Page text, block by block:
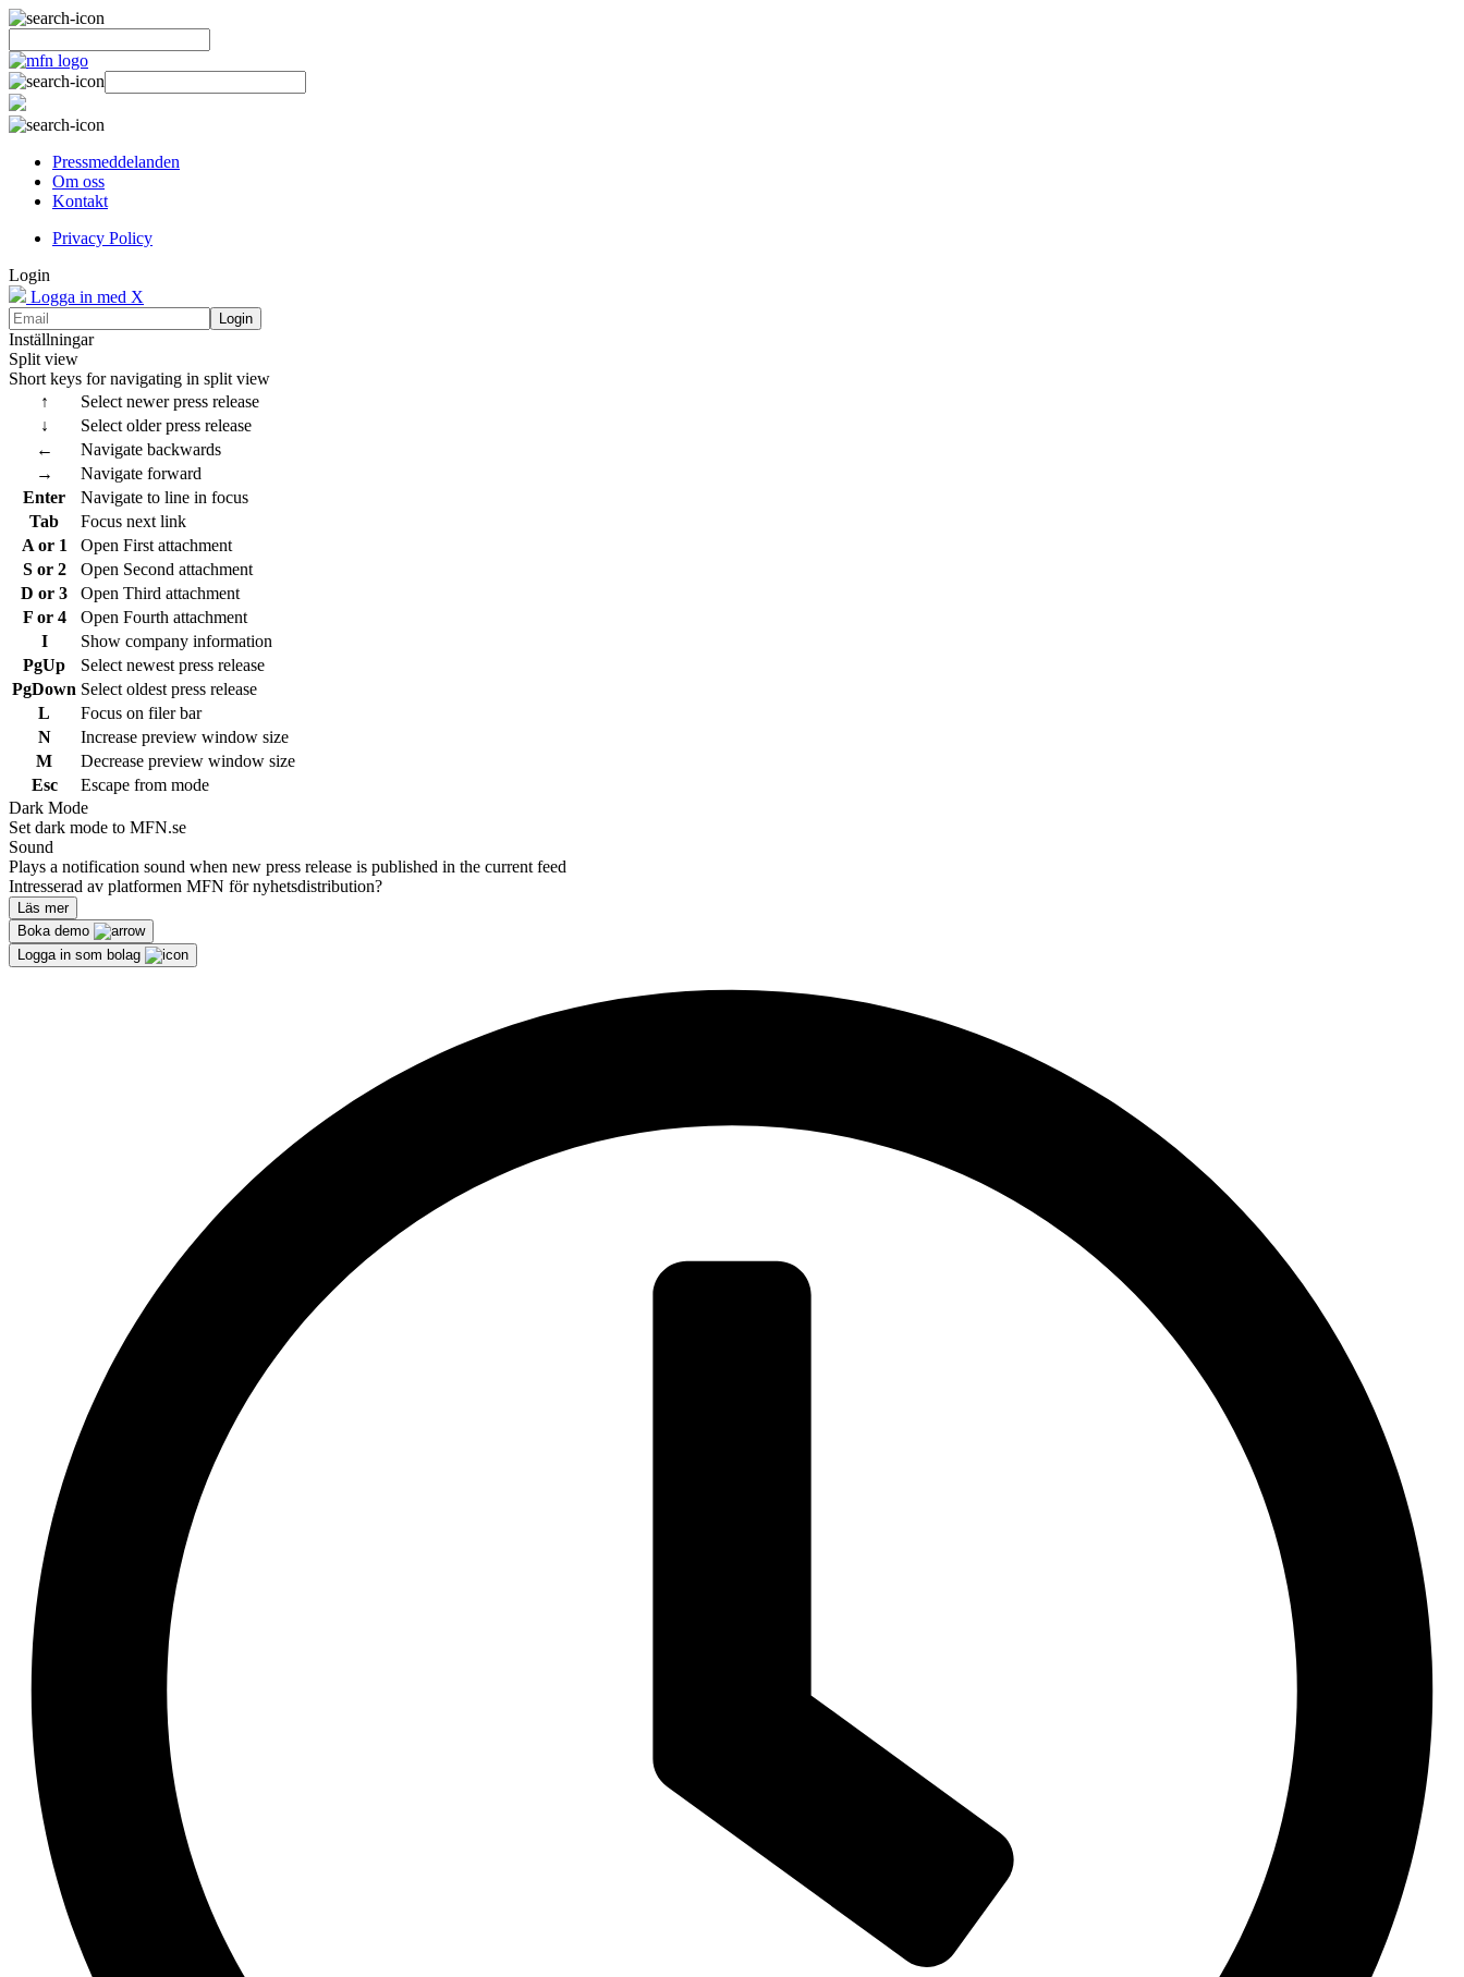
Pressmeddelanden
Om oss
Kontakt
Privacy Policy
Login
Logga in med X
Login
Inställningar
Split view
Short keys for navigating in split view
↑
Select newer press release
↓
Select older press release
←
Navigate backwards
→
Navigate forward
Enter
Navigate to line in focus
Tab
Focus next link
A or 1
Open First attachment
S or 2
Open Second attachment
D or 3
Open Third attachment
F or 4
Open Fourth attachment
I
Show company information
PgUp
Select newest press release
PgDown Select oldest press release
L
Focus on filer bar
N
Increase preview window size
M
Decrease preview window size
Esc
Escape from mode
Dark Mode
Set dark mode to MFN.se
Sound
Plays a notification sound when new press release is published in the current feed
Intresserad av platformen MFN för nyhetsdistribution?
Läs mer
Boka demo
Logga in som bolag